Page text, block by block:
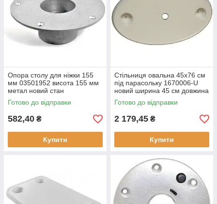
Опора столу для ніжки 155
мм 03501952 висота 155 мм
метал новий стан
Готово до відправки
582,40 ₴
Купити
Стільниця овальна 45x76 см
під парасольку 1670006-U
новий ширина 45 см довжина
76 см
Готово до відправки
2 179,45 ₴
Купити